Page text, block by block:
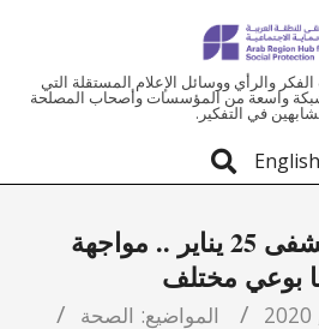
والرأي ووسائل الإعلام المستقلة التي
شبكة واسعة من المؤسسات وأصحاب المصلحة
في التفكير.
English
مرسال ومستشفى 25 يناير .. مواجهة
بوعي مختلف
المواضيع: الصحة